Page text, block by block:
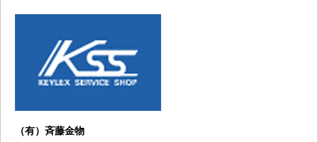
（有）斉藤金物